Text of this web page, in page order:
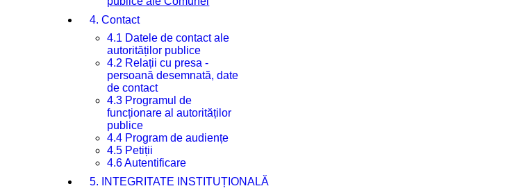
4. Contact
4.1 Datele de contact ale
autorităților publice
4.2 Relații cu presa -
persoană desemnată, date
de contact
4.3 Programul de
funcționare al autorităților
publice
4.4 Program de audiențe
4.5 Petiții
4.6 Autentificare
5. INTEGRITATE INSTITUȚIONALĂ